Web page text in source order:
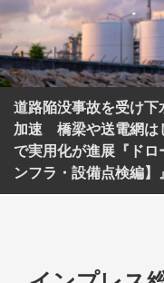
道路陥没事故を受け
加速 橋梁や送電網は
で実用化が進展『ド
ンフラ・設備点検編】』